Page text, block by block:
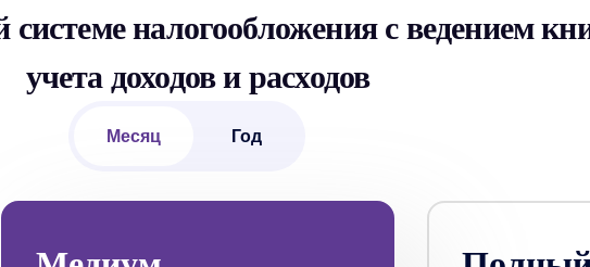
налогообложения с ведением
учета доходов и расходов
Месяц Год